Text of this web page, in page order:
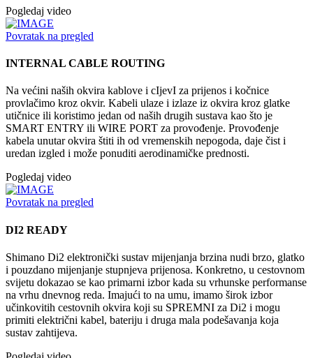
Pogledaj video
Povratak na pregled
INTERNAL CABLE ROUTING
Na većini naših okvira kablove i cIjevI za prijenos i kočnice
provlačimo kroz okvir. Kabeli ulaze i izlaze iz okvira kroz glatke
utičnice ili koristimo jedan od naših drugih sustava kao što je
SMART ENTRY ili WIRE PORT za provođenje. Provođenje
kabela unutar okvira štiti ih od vremenskih nepogoda, daje čist i
uredan izgled i može ponuditi aerodinamičke prednosti.
Pogledaj video
Povratak na pregled
DI2 READY
Shimano Di2 elektronički sustav mijenjanja brzina nudi brzo, glatko
i pouzdano mijenjanje stupnjeva prijenosa. Konkretno, u cestovnom
svijetu dokazao se kao primarni izbor kada su vrhunske performanse
na vrhu dnevnog reda. Imajući to na umu, imamo širok izbor
učinkovitih cestovnih okvira koji su SPREMNI za Di2 i mogu
primiti električni kabel, bateriju i druga mala podešavanja koja
sustav zahtijeva.